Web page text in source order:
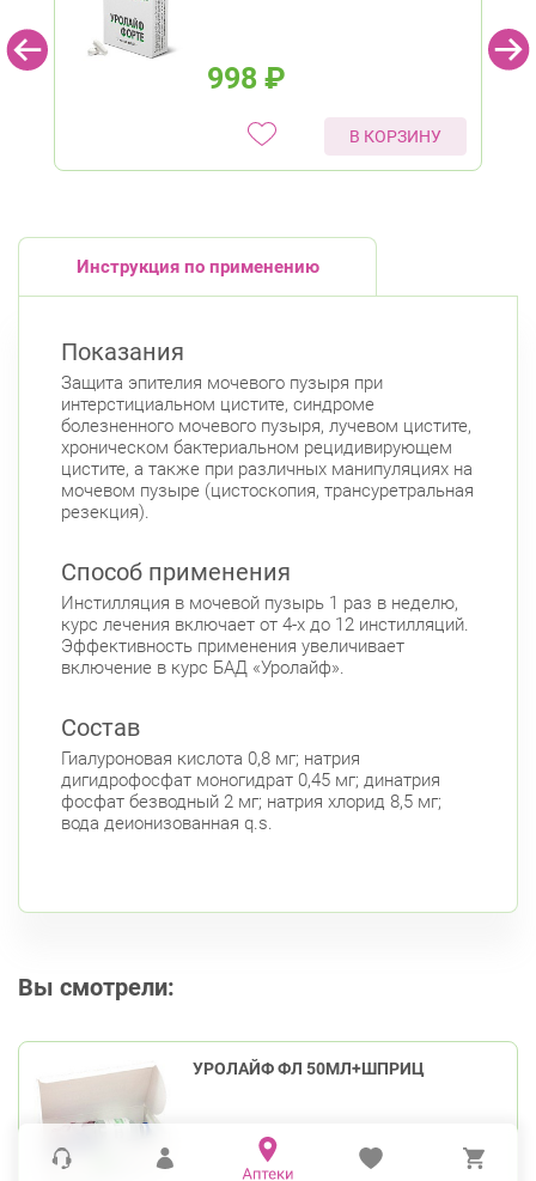
998 ₽
В КОРЗИНУ
Инструкция по применению
Показания
Защита эпителия мочевого пузыря при
интерстициальном цистите, синдроме
болезненного мочевого пузыря, лучевом цистите,
хроническом бактериальном рецидивирующем
цистите, а также при различных манипуляциях на
мочевом пузыре (цистоскопия, трансуретральная
резекция).
Способ применения
Инстилляция в мочевой пузырь 1 раз в неделю,
курс лечения включает от 4-х до 12 инстилляций.
Эффективность применения увеличивает
включение в курс БАД «Уролайф».
Состав
Гиалуроновая кислота 0,8 мг; натрия
дигидрофосфат моногидрат 0,45 мг; динатрия
фосфат безводный 2 мг; натрия хлорид 8,5 мг;
вода деионизованная q.s.
Вы смотрели:
УРОЛАЙФ ФЛ 50МЛ+ШПРИЦ